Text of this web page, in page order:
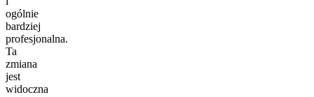
ogólnie
bardziej
profesjonalna.
Ta
zmiana
jest
widoczna